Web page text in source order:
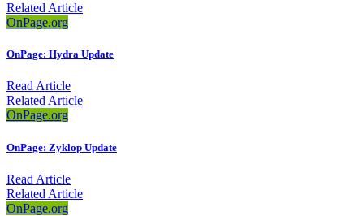
Related Article
OnPage.org
OnPage: Hydra Update
Read Article
Related Article
OnPage.org
OnPage: Zyklop Update
Read Article
Related Article
OnPage.org